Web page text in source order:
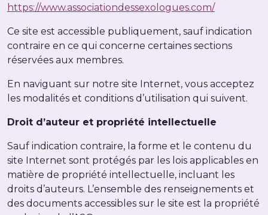
https://www.associationdessexologues.com/
Ce site est accessible publiquement, sauf indication
contraire en ce qui concerne certaines sections
réservées aux membres.
En naviguant sur notre site Internet, vous acceptez
les modalités et conditions d’utilisation qui suivent.
Droit d’auteur et propriété intellectuelle
Sauf indication contraire, la forme et le contenu du
site Internet sont protégés par les lois applicables en
matière de propriété intellectuelle, incluant les
droits d’auteurs. L’ensemble des renseignements et
des documents accessibles sur le site est la propriété